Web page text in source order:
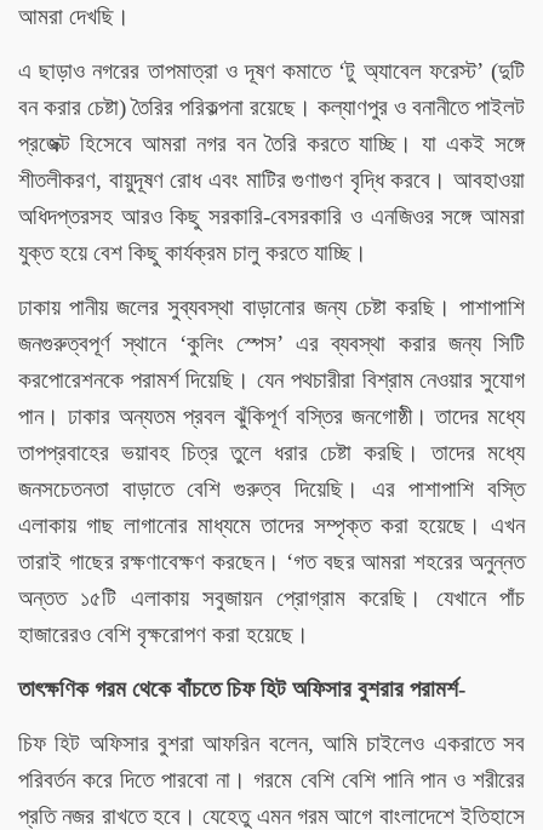
আমরা দেখছি।
এ ছাড়াও নগরের তাপমাত্রা ও দূষণ কমাতে ‘টু অ্যাবেল ফরেস্ট’ (দুটি
বন করার চেষ্টা) তৈরির পরিকল্পনা রয়েছে। কল্যাণপুর ও বনানীতে পাইলট
প্রজেক্ট হিসেবে আমরা নগর বন তৈরি করতে যাচ্ছি। যা একই সঙ্গে
শীতলীকরণ, বায়ুদূষণ রোধ এবং মাটির গুণাগুণ বৃদ্ধি করবে। আবহাওয়া
অধিদপ্তরসহ আরও কিছু সরকারি-বেসরকারি ও এনজিওর সঙ্গে আমরা
যুক্ত হয়ে বেশ কিছু কার্যক্রম চালু করতে যাচ্ছি।
ঢাকায় পানীয় জলের সুব্যবস্থা বাড়ানোর জন্য চেষ্টা করছি। পাশাপাশি
জনগুরুত্বপূর্ণ স্থানে ‘কুলিং স্পেস’ এর ব্যবস্থা করার জন্য সিটি
করপোরেশনকে পরামর্শ দিয়েছি। যেন পথচারীরা বিশ্রাম নেওয়ার সুযোগ
পান। ঢাকার অন্যতম প্রবল ঝুঁকিপূর্ণ বস্তির জনগোষ্ঠী। তাদের মধ্যে
তাপপ্রবাহের ভয়াবহ চিত্র তুলে ধরার চেষ্টা করছি। তাদের মধ্যে
জনসচেতনতা বাড়াতে বেশি গুরুত্ব দিয়েছি। এর পাশাপাশি বস্তি
এলাকায় গাছ লাগানোর মাধ্যমে তাদের সম্পৃক্ত করা হয়েছে। এখন
তারাই গাছের রক্ষণাবেক্ষণ করছেন। ‘গত বছর আমরা শহরের অনুন্নত
অন্তত ১৫টি এলাকায় সবুজায়ন প্রোগ্রাম করেছি। যেখানে পাঁচ
হাজারেরও বেশি বৃক্ষরোপণ করা হয়েছে।
তাৎক্ষণিক গরম থেকে বাঁচতে চিফ হিট অফিসার বুশরার পরামর্শ-
চিফ হিট অফিসার বুশরা আফরিন বলেন, আমি চাইলেও একরাতে সব
পরিবর্তন করে দিতে পারবো না। গরমে বেশি বেশি পানি পান ও শরীরের
প্রতি নজর রাখতে হবে। যেহেতু এমন গরম আগে বাংলাদেশে ইতিহাসে